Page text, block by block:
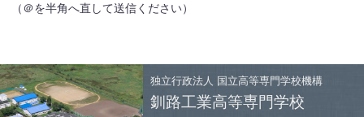
（＠を半角へ直して送信ください）
独立行政法人 国立高等専門学校機構
釧路工業高等専門学校